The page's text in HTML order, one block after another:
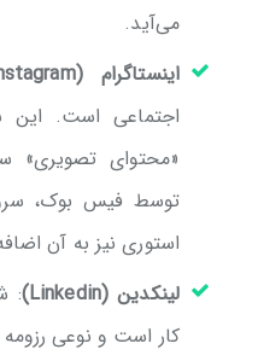
می‌آید.
اینستاگرام(Instagram)
اجتماعی است. این
«محتوای
توسط فیس بوک،
استوری نیز به آن
لینکدین(
Linkedin)
:
کار است و نوعی